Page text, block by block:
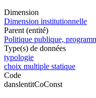
Dimension
Dimension institutionnelle
Parent (entité)
Politique publique,
Type(s) de données
typologie
choix multiple statique
Code
danslentitCoConst